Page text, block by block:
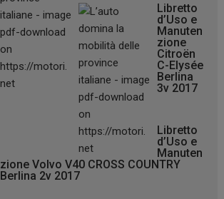
Libretto
d’Uso e
Manuten
zione
Citroën
C-Elysée
Berlina
3v 2017
Libretto
d’Uso e
Manuten
zione Volvo V40 CROSS COUNTRY
Berlina 2v 2017